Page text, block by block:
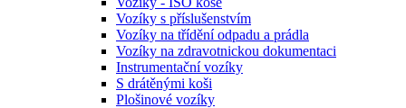
Vozíky s příslušenstvím
Vozíky na třídění odpadu a prádla
Vozíky na zdravotnickou dokumentaci
Instrumentační vozíky
S drátěnými koši
Plošinové vozíky